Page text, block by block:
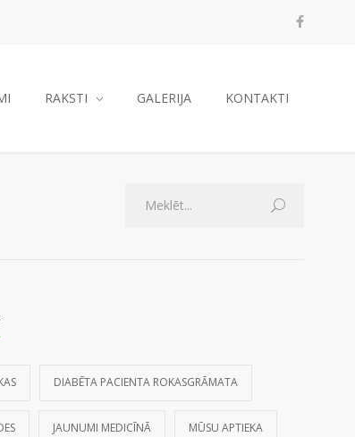
RAKSTI GALERIJA KONTAKTI
DIABĒTA PACIENTA ROKASGRĀMATA
JAUNUMI MEDICĪNĀ MŪSU APTIEKA